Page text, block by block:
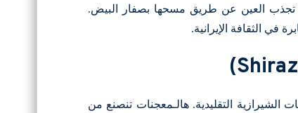
تجذب العين عن طريق مسحها بصفار البيض.
في الثقافة الإيرانية.
التقليدية. هالـمعجنات تنصنع من